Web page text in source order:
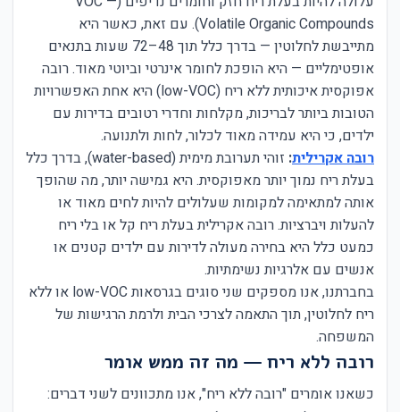
Volatile Organic Compounds). עם זאת, כאשר היא
מתייבשת לחלוטין — בדרך כלל תוך 48–72 שעות בתנאים
אופטימליים — היא הופכת לחומר אינרטי וביוטי מאוד. רובה
אפוקסית איכותית ללא ריח (low-VOC) היא אחת האפשרויות
הטובות ביותר לבריכות, מקלחות וחדרי רטובים בדירות עם
ילדים, כי היא עמידה מאוד לכלור, לחות ולתנועה.
רובה אקרילית:
זוהי תערובת מימית (water-based), בדרך כלל
בעלת ריח נמוך יותר מאפוקסית. היא גמישה יותר, מה שהופך
אותה למתאימה למקומות שעלולים להיות לחים מאוד או
להעלות ויברציות. רובה אקרילית בעלת ריח קל או בלי ריח
כמעט כלל היא בחירה מעולה לדירות עם ילדים קטנים או
אנשים עם אלרגיות נשימתיות.
בחברתנו, אנו מספקים שני סוגים בגרסאות low-VOC או ללא
ריח לחלוטין, תוך התאמה לצרכי הבית ולרמת הרגישות של
המשפחה.
רובה ללא ריח — מה זה ממש אומר
כשאנו אומרים "רובה ללא ריח", אנו מתכוונים לשני דברים: